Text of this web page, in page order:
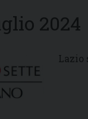
2024
Lazio